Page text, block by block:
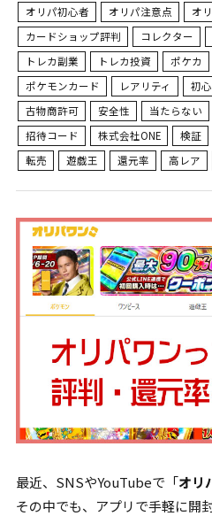
オリパ初心者
オリパ注意点 オ
カードショップ評判
コレクター
トレカ副業
トレカ投資 ポケカ
ポケモンカード
レアリティ 初
古物商許可
安全性 当たらない
招待コード
株式会社ONE 検証
転売
遊戯王 還元率 高レア
最近、SNSやYouTubeで「オリ
その中でも、アプリで手軽に開